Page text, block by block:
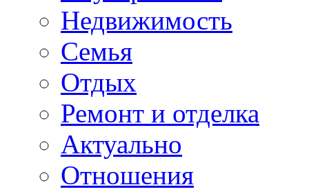
Недвижимость
Семья
Отдых
Ремонт и отделка
Актуально
Отношения